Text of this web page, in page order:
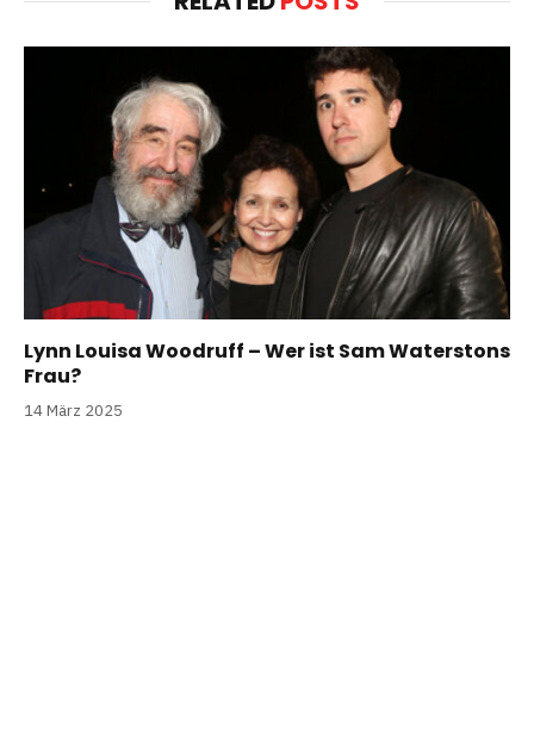
Lynn Louisa Woodruff – Wer ist Sam Waterstons
Frau?
14 März 2025